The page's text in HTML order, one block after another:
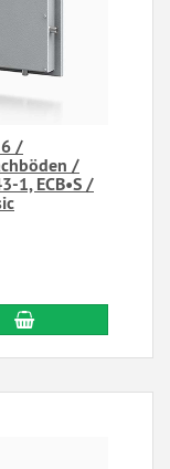
6 /
/
1, ECB•S /